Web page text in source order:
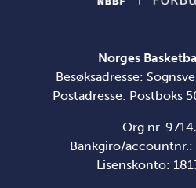
Norges
Besøksadresse:
Postadresse: Postboks
Org.nr.
Bankgiro/accountnr.:
Lisenskonto: